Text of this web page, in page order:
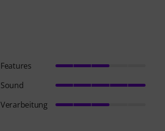
Features
Sound
Verarbeitung